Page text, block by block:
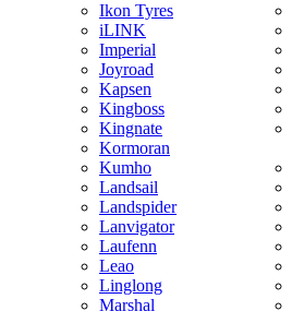
Ikon Tyres
iLINK
Imperial
Joyroad
Kapsen
Kingboss
Kingnate
Kormoran
Kumho
Landsail
Landspider
Lanvigator
Laufenn
Leao
Linglong
Marshal